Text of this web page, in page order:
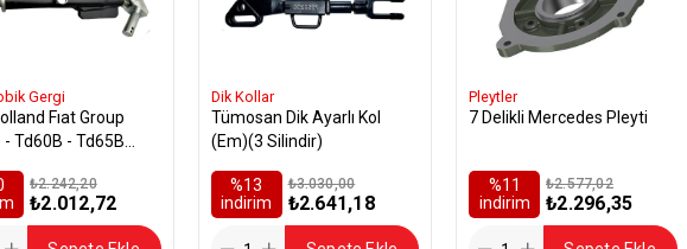
Gergi
Group
- Td60B - Td65B
₺2.012,72
₺2.242,20
Dik Kollar
Tümosan Dik Ayarlı Kol
(Em)(3 Silindir)
%13
i̇ndirim
₺2.641,18
₺3.030,00
Pleytler
7 Delikli Mercedes Pleyti
%11
i̇ndirim
₺2.296,35
₺2.577,02